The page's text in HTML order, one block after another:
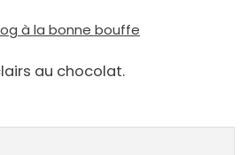
à la bonne bouffe
au chocolat.